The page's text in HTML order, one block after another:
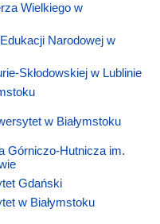
Wielkiego w
Narodowej w
Skłodowskiej w Lublinie
w Białymstoku
Górniczo-Hutnicza im.
Gdański
w Białymstoku